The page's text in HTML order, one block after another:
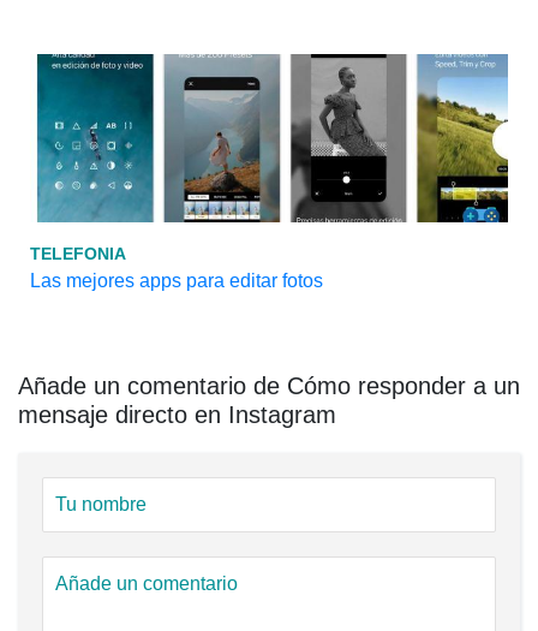
TELEFONIA
Las mejores apps para editar fotos
Añade un comentario de Cómo responder a un
mensaje directo en Instagram